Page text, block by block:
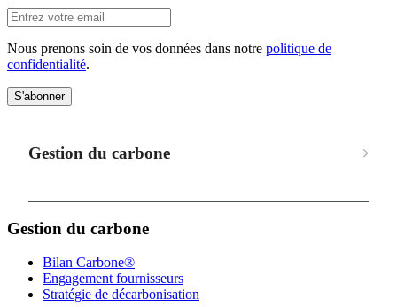
Nous prenons soin de vos données dans notre politique de
confidentialité.
S'abonner
Gestion du carbone
Gestion du carbone
Bilan Carbone®
Engagement fournisseurs
Stratégie de décarbonisation